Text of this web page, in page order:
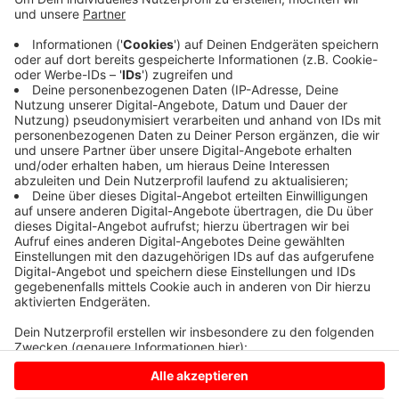
Ab Montag starten die Asphaltarbeiten auf der
Stadtfeldstraße. Die Stadt informiert heute über die
nächsten Schritte. Der Haken: Die Straße ist dann für
voraussichtlich zwei Wochen dicht. Sobald der Asphalt
ausgehärtet ist, markiert die Stadt die Fahrradstraße.
Hier haben Radfahrer absoluten Vorrang.
Anzeige